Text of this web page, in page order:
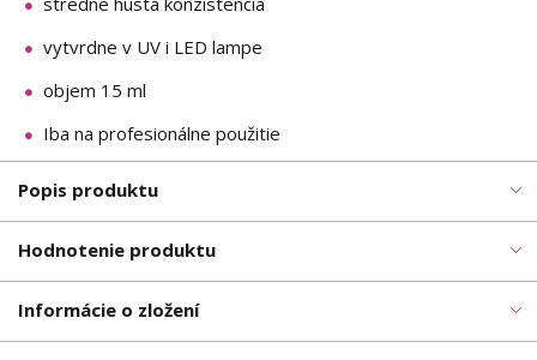
vytvrdne v UV i LED lampe
objem 15 ml
Iba na profesionálne použitie
Popis produktu
Hodnotenie produktu
Informácie o zložení